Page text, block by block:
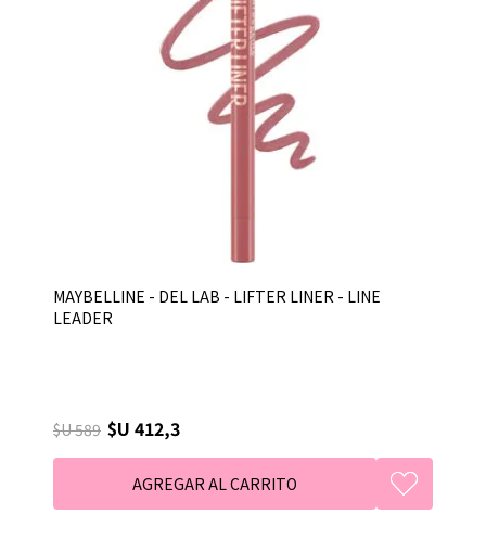
MAYBELLINE - DEL LAB - LIFTER LINER - LINE
LEADER
$U 589 $U 412,3